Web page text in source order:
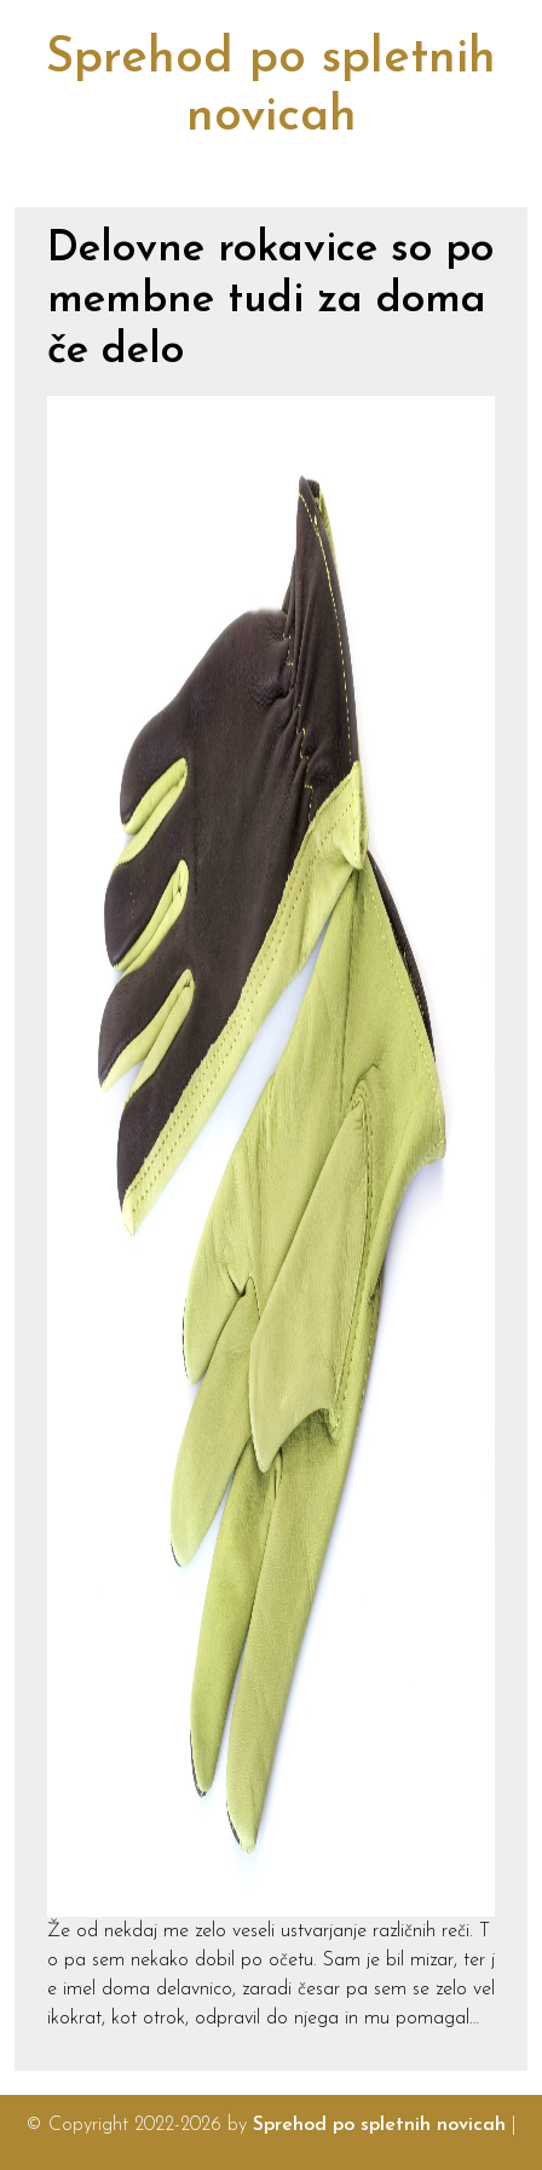
Sprehod po spletnih
novicah
Delovne rokavice so po
membne tudi za doma
če delo
Že od nekdaj me zelo veseli ustvarjanje različnih reči. T
o pa sem nekako dobil po očetu. Sam je bil mizar, ter j
e imel doma delavnico, zaradi česar pa sem se zelo vel
ikokrat, kot otrok, odpravil do njega in mu pomagal…
© Copyright 2022-2026 by Sprehod po spletnih novicah